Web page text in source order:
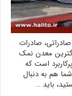
صادرات
معدن نمک
است که
هم به دنبال
باید …